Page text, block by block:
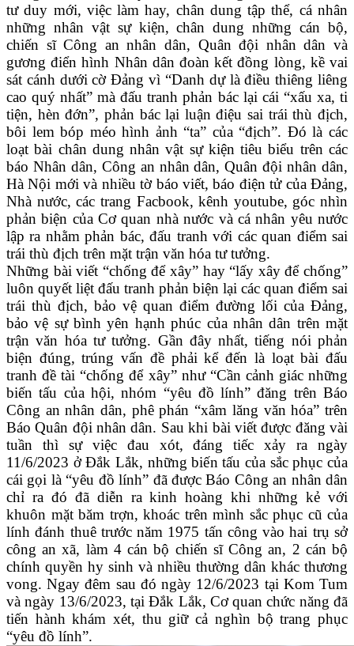
tư duy mới, việc làm hay, chân dung tập thể, cá nhân
những nhân vật sự kiện, chân dung những cán bộ,
chiến sĩ Công an nhân dân, Quân đội nhân dân và
gương điển hình Nhân dân đoàn kết đồng lòng, kề vai
sát cánh dưới cờ Đảng vì “Danh dự là điều thiêng liêng
cao quý nhất” mà đấu tranh phản bác lại cái “xấu xa, ti
tiện, hèn đớn”, phản bác lại luận điệu sai trái thù địch,
bôi lem bóp méo hình ảnh “ta” của “địch”. Đó là các
loạt bài chân dung nhân vật sự kiện tiêu biểu trên các
báo Nhân dân, Công an nhân dân, Quân đội nhân dân,
Hà Nội mới và nhiều tờ báo viết, báo điện tử của Đảng,
Nhà nước, các trang Facbook, kênh youtube, góc nhìn
phản biện của Cơ quan nhà nước và cá nhân yêu nước
lập ra nhằm phản bác, đấu tranh với các quan điểm sai
trái thù địch trên mặt trận văn hóa tư tưởng.
Những bài viết “chống để xây” hay “lấy xây để chống”
luôn quyết liệt đấu tranh phản biện lại các quan điểm sai
trái thù địch, bảo vệ quan điểm đường lối của Đảng,
bảo vệ sự bình yên hạnh phúc của nhân dân trên mặt
trận văn hóa tư tưởng. Gần đây nhất, tiếng nói phản
biện đúng, trúng vấn đề phải kể đến là loạt bài đấu
tranh đề tài “chống để xây” như “Cần cảnh giác những
biến tấu của hội, nhóm “yêu đồ lính” đăng trên Báo
Công an nhân dân, phê phán “xâm lăng văn hóa” trên
Báo Quân đội nhân dân. Sau khi bài viết được đăng vài
tuần thì sự việc đau xót, đáng tiếc xảy ra ngày
11/6/2023 ở Đắk Lắk, những biến tấu của sắc phục của
cái gọi là “yêu đồ lính” đã được Báo Công an nhân dân
chỉ ra đó đã diễn ra kinh hoàng khi những kẻ với
khuôn mặt băm trợn, khoác trên mình sắc phục cũ của
lính đánh thuê trước năm 1975 tấn công vào hai trụ sở
công an xã, làm 4 cán bộ chiến sĩ Công an, 2 cán bộ
chính quyền hy sinh và nhiều thường dân khác thương
vong. Ngay đêm sau đó ngày 12/6/2023 tại Kom Tum
và ngày 13/6/2023, tại Đắk Lắk, Cơ quan chức năng đã
tiến hành khám xét, thu giữ cả nghìn bộ trang phục
“yêu đồ lính”.